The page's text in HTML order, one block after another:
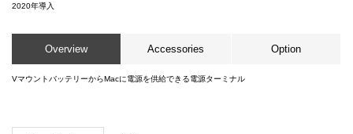
2020年導入
Overview Accessories Option
VマウントバッテリーからMacに電源を供給できる電源ターミナル